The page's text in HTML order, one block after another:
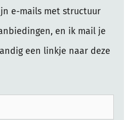
e-mails met structuur
en ik mail je
een linkje naar deze